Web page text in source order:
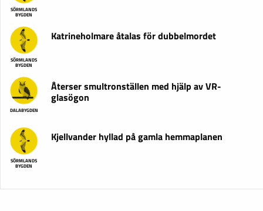
SÖRMLANDS
BYGDEN
SÖRMLANDS
BYGDEN
Katrineholmare åtalas för dubbelmordet
DALABYGDEN
Återser smultronställen med hjälp av VR-
glasögon
SÖRMLANDS
BYGDEN
Kjellvander hyllad på gamla hemmaplanen